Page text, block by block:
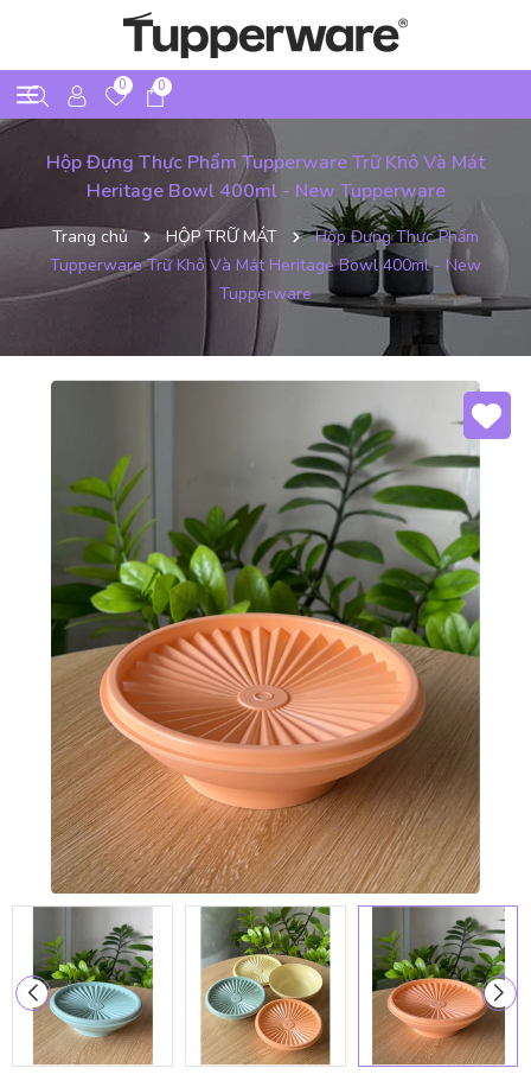
0 0
Hộp Đựng Thực Phẩm Tupperware Trữ Khô Và Mát
Heritage Bowl 400ml - New Tupperware
Trang chủ HỘP TRỮ MÁT
Hộp Đựng Thực Phẩm
Tupperware Trữ Khô Và Mát Heritage Bowl 400ml - New
Tupperware